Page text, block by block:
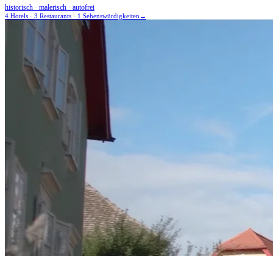
historisch · malerisch · autofrei
4 Hotels · 3 Restaurants · 1 Sehenswürdigkeiten →